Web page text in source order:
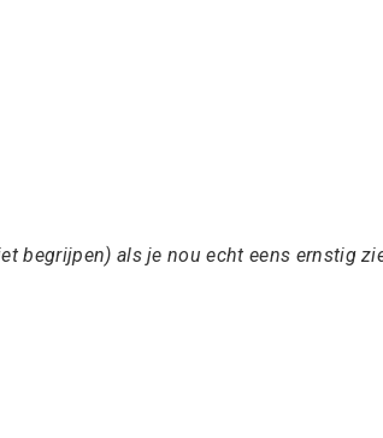
begrijpen) als je nou echt eens ernstig